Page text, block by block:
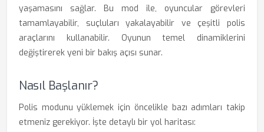
yaşamasını sağlar. Bu mod ile, oyuncular görevleri
tamamlayabilir, suçluları yakalayabilir ve çeşitli polis
araçlarını kullanabilir. Oyunun temel dinamiklerini
değiştirerek yeni bir bakış açısı sunar.
Nasıl Başlanır?
Polis modunu yüklemek için öncelikle bazı adımları takip
etmeniz gerekiyor. İşte detaylı bir yol haritası: